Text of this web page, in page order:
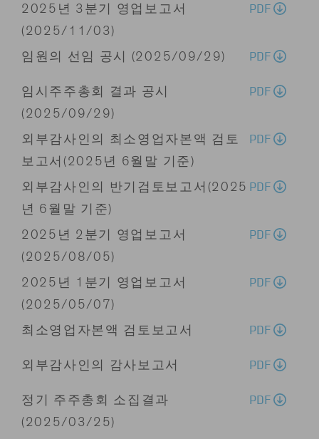
2025년 3분기 영업보고서
(2025/11/03)
PDF
임원의 선임 공시 (2025/09/29) PDF
임시주주총회 결과 공시
(2025/09/29)
PDF
외부감사인의 최소영업자본액 검토
보고서(2025년 6월말 기준)
PDF
외부감사인의 반기검토보고서(2025
년 6월말 기준)
PDF
2025년 2분기 영업보고서
(2025/08/05)
PDF
2025년 1분기 영업보고서
(2025/05/07)
PDF
최소영업자본액 검토보고서 PDF
외부감사인의 감사보고서 PDF
정기 주주총회 소집결과
(2025/03/25)
PDF